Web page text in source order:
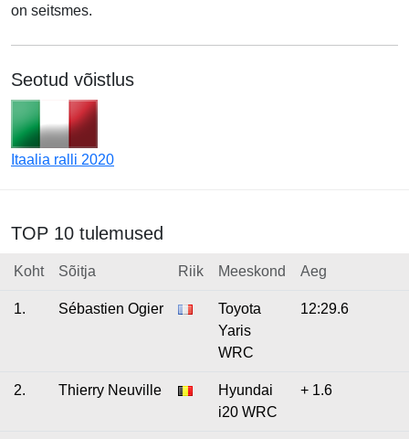
on seitsmes.
Seotud võistlus
Itaalia ralli 2020
TOP 10 tulemused
Koht Sõitja Riik Meeskond Aeg
1. Sébastien Ogier
Toyota
Yaris
WRC
12:29.6
2. Thierry Neuville
Hyundai
i20 WRC
+ 1.6